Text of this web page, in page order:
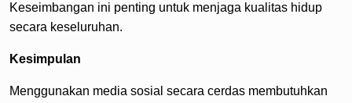
Keseimbangan ini penting untuk menjaga kualitas hidup
secara keseluruhan.
Kesimpulan
Menggunakan media sosial secara cerdas membutuhkan